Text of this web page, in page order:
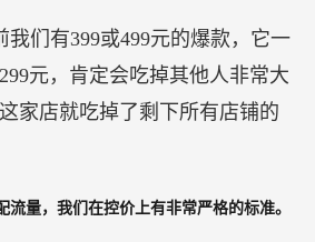
我们有399或499元的爆款，它一
元，肯定会吃掉其他人非常大
家店就吃掉了剩下所有店铺的
流量，我们在控价上有非常严格的标准。